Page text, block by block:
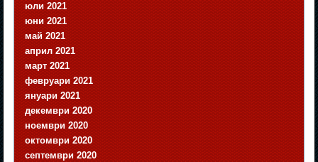
юли 2021
юни 2021
май 2021
април 2021
март 2021
февруари 2021
януари 2021
декември 2020
ноември 2020
октомври 2020
септември 2020